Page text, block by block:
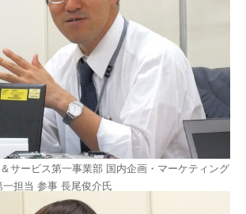
サービス第一事業部 国内企画・マーケティング
担当 参事 長尾俊介氏